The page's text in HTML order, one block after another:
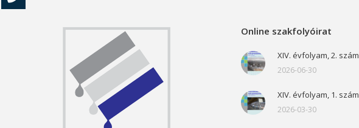
Online szakfolyóirat
XIV. évfolyam, 2. szám
2026-06-30
XIV. évfolyam, 1. szám
2026-03-30